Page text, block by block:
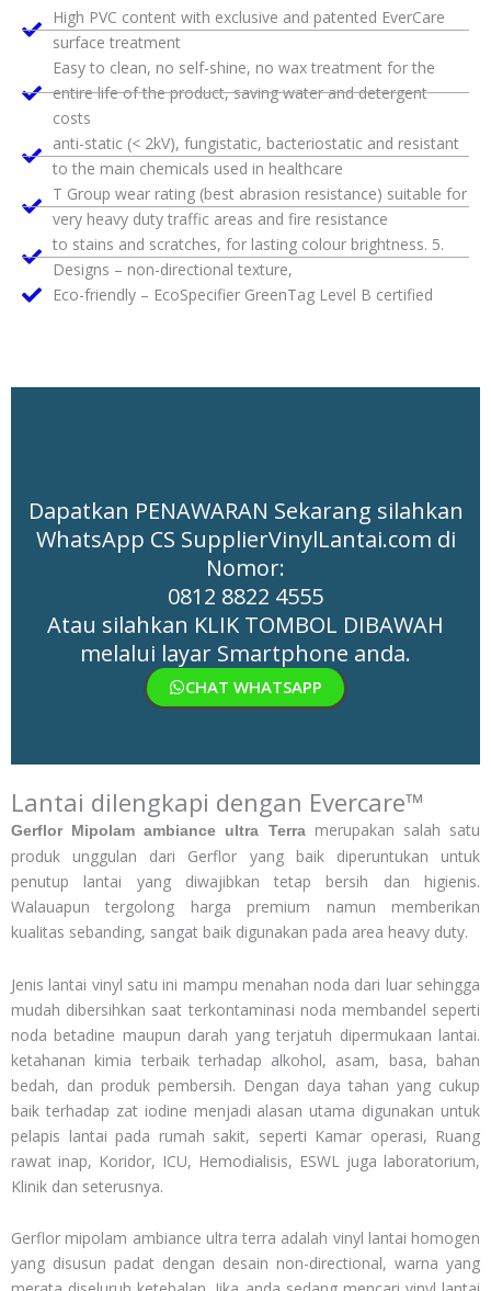
High PVC content with exclusive and patented EverCare
surface treatment
Easy to clean, no self-shine, no wax treatment for the
entire life of the product, saving water and detergent
costs
anti-static (< 2kV), fungistatic, bacteriostatic and resistant
to the main chemicals used in healthcare
T Group wear rating (best abrasion resistance) suitable for
very heavy duty traffic areas and fire resistance
to stains and scratches, for lasting colour brightness. 5.
Designs – non-directional texture,
Eco-friendly – EcoSpecifier GreenTag Level B certified
Dapatkan PENAWARAN Sekarang silahkan
WhatsApp CS SupplierVinylLantai.com di
Nomor:
0812 8822 4555
Atau silahkan KLIK TOMBOL DIBAWAH
melalui layar Smartphone anda.
CHAT WHATSAPP
Lantai dilengkapi dengan Evercare™
Gerflor Mipolam ambiance ultra Terramerupakan salah satu
produk unggulan dari Gerflor yang baik diperuntukan untuk
penutup lantai yang diwajibkan tetap bersih dan higienis.
Walauapun tergolong harga premium namun memberikan
kualitas sebanding, sangat baik digunakan pada area heavy duty.
Jenis lantai vinyl satu ini mampu menahan noda dari luar sehingga
mudah dibersihkan saat terkontaminasi noda membandel seperti
noda betadine maupun darah yang terjatuh dipermukaan lantai.
ketahanan kimia terbaik terhadap alkohol, asam, basa, bahan
bedah, dan produk pembersih. Dengan daya tahan yang cukup
baik terhadap zat iodine menjadi alasan utama digunakan untuk
pelapis lantai pada rumah sakit, seperti Kamar operasi, Ruang
rawat inap, Koridor, ICU, Hemodialisis, ESWL juga laboratorium,
Klinik dan seterusnya.
Gerflor mipolam ambiance ultra terra adalah vinyl lantai homogen
yang disusun padat dengan desain non-directional, warna yang